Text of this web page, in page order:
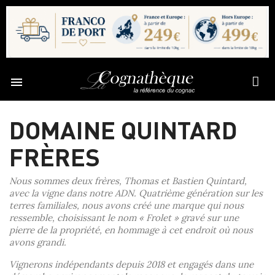

DOMAINE QUINTARD
FRÈRES
Nous sommes deux frères, Thomas et Bastien Quintard,
avec la vigne dans notre ADN. Quatrième génération sur les
terres familiales, nous avons créé une marque qui nous
ressemble, choisissant le nom « Frolet » gravé sur une
pierre de la propriété, en hommage à cet endroit où nous
avons grandi.
Vignerons indépendants depuis 2018 et engagés dans une